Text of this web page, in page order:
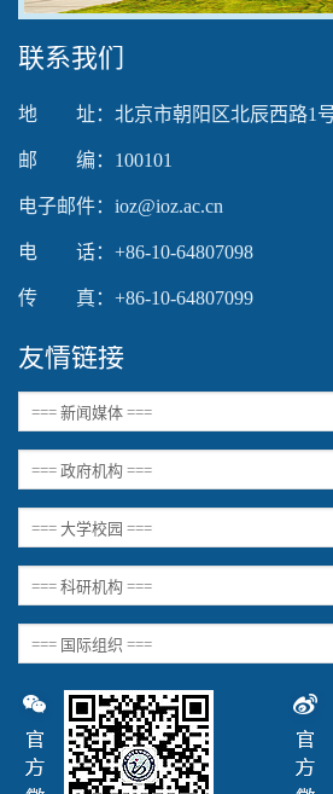
联系我们
地 址：北京市朝阳区北辰西路1
邮 编：100101
电子邮件：ioz@ioz.ac.cn
电 话：+86-10-64807098
传 真：+86-10-64807099
友情链接